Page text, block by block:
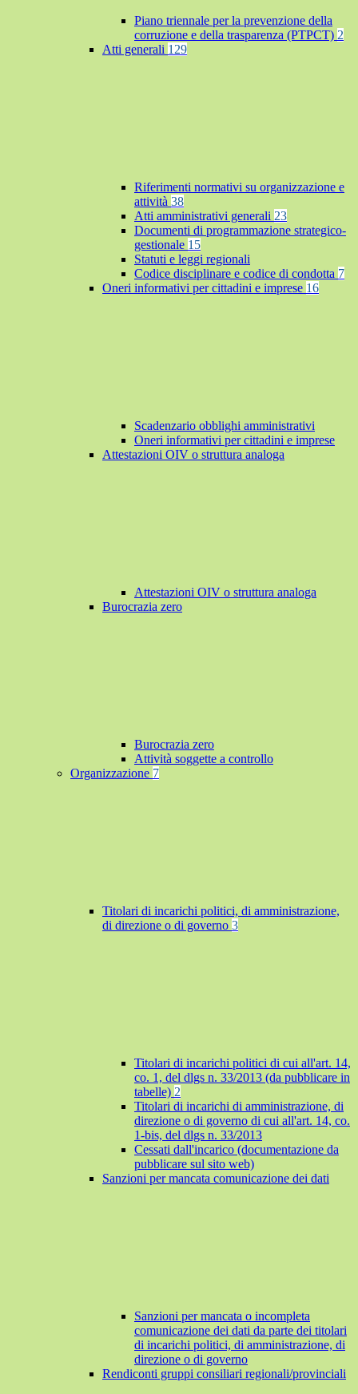
Piano triennale per la prevenzione della
corruzione e della trasparenza (PTPCT) 2
Atti generali 129
Riferimenti normativi su organizzazione e
attività 38
Atti amministrativi generali 23
Documenti di programmazione strategico-
gestionale 15
Statuti e leggi regionali
Codice disciplinare e codice di condotta 7
Oneri informativi per cittadini e imprese 16
Scadenzario obblighi amministrativi
Oneri informativi per cittadini e imprese
Attestazioni OIV o struttura analoga
Attestazioni OIV o struttura analoga
Burocrazia zero
Burocrazia zero
Attività soggette a controllo
Organizzazione 7
Titolari di incarichi politici, di amministrazione,
di direzione o di governo 3
Titolari di incarichi politici di cui all'art. 14,
co. 1, del dlgs n. 33/2013 (da pubblicare in
tabelle) 2
Titolari di incarichi di amministrazione, di
direzione o di governo di cui all'art. 14, co.
1-bis, del dlgs n. 33/2013
Cessati dall'incarico (documentazione da
pubblicare sul sito web)
Sanzioni per mancata comunicazione dei dati
Sanzioni per mancata o incompleta
comunicazione dei dati da parte dei titolari
di incarichi politici, di amministrazione, di
direzione o di governo
Rendiconti gruppi consiliari regionali/provinciali